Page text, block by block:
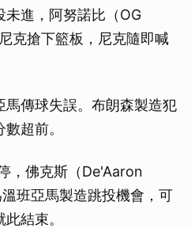
進，阿努諾比（OG
克搶下籃板，尼克隨即喊
馬傳球失誤。布朗森製造犯
超前。
，佛克斯（De'Aaron
班亞馬製造跳投機會，可
結束。